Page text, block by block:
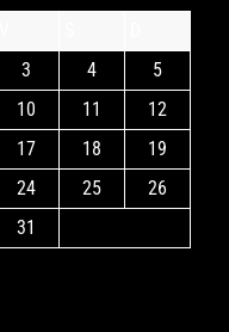
3 4
5
10 11
12
17 18
19
24 25
26
31